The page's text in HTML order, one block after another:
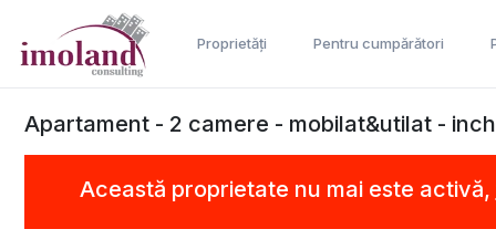
Proprietăți Pentru cumpărători
Apartament - 2 camere - mobilat&utilat -
Această proprietate nu mai este activă,